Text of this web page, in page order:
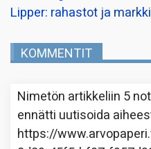
Lipper: rahastot ja
KOMMENTIT
Nimetön artikkeliin 5
ennätti uutisoida
https://